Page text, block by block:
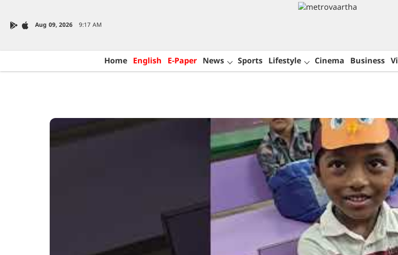
Aug 09, 2026 9:17 AM
Home English E-Paper News Sports Lifestyle Cinema Business